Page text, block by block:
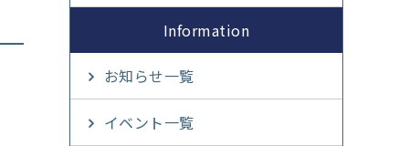
Information
お知らせ一覧
イベント一覧